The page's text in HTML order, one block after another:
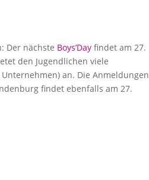
Der nächste Boys’Day findet am 27.
den Jugendlichen viele
an. Die Anmeldungen
findet ebenfalls am 27.